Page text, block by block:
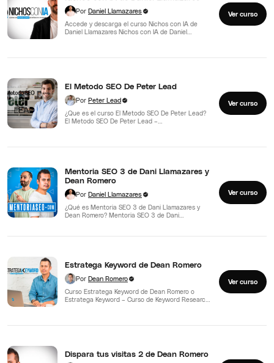
Por Daniel Llamazares
Accede y descarga el curso Nichos con IA de
Daniel Llamazares Nichos con IA de Daniel
Ver curso
El Metodo SEO De Peter Lead
Por Peter Lead
¿Que es el curso El Metodo SEO De Peter Lead?
El Metodo SEO De Peter Lead –…
Ver curso
Mentoria SEO 3 de Dani Llamazares y
Dean Romero
Por Daniel Llamazares
¿Qué es Mentoria SEO 3 de Dani Llamazares y
Dean Romero? Mentoria SEO 3 de Dani
Ver curso
Estratega Keyword de Dean Romero
Por Dean Romero
Curso Estratega Keyword de Dean Romero o
Estratega Keyword – Curso de Keyword Research
Ver curso
Dispara tus visitas 2 de Dean Romero